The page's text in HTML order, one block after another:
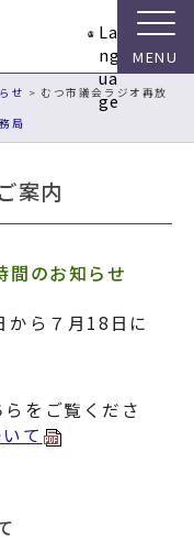
La
ng
ua
ge
せ > むつ市議会ラジオ再放
局
案内
間のお知らせ
から７月18日に
をご覧くださ
て